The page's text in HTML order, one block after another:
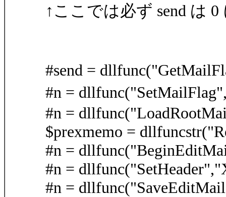
↑ここでは必ず send は
#send =
#n =
#n =
$prexmemo =
#n =
#n =
#n =